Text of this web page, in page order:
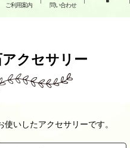
ご利用案内 問い合わせ
アクセサリー
いしたアクセサリーです。